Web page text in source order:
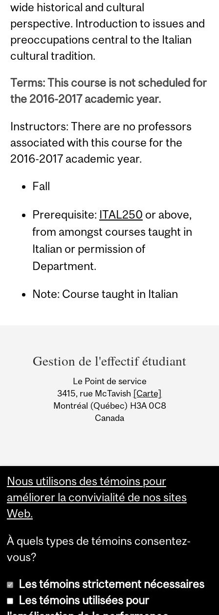
wide historical and cultural
perspective. Introduction to issues and
preoccupations central to the Italian
cultural tradition.
Terms: This course is not scheduled for
the 2016-2017 academic year.
Instructors: There are no professors
associated with this course for the
2016-2017 academic year.
Fall
Prerequisite: ITAL250 or above,
from amongst courses taught in
Italian or permission of
Department.
Note: Course taught in Italian
and
University
Information
Gestion de l'effectif étudiant
Le Point de service
3415, rue McTavish [Carte]
Montréal (Québec) H3A 0C8
Canada
Nous utilisons des témoins pour
améliorer la convivialité de nos sites
Web.
À quels types de témoins consentez-
vous?
Les témoins strictement nécessaires
Les témoins utilisées pour